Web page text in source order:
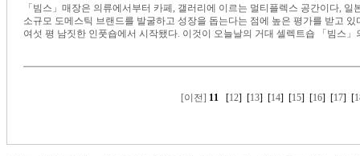
「빔스」매장은 의류에서부터 카페, 갤러리에 이르는 멀티플렉스 공간이다,
소규모 도메스틱 브랜드를 발굴하고 성장을 돕는다는 점에 높은 평가를 받고
여섯 평 남짓한 인풋숍에서 시작됐다. 이것이 오늘날의 거대 셀렉트숍 「빔스」
[이전] 11 [12] [13] [14] [15] [16] [17] [